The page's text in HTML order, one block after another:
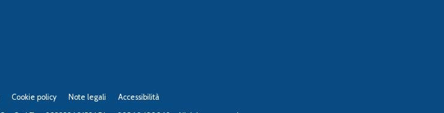
Cookie policy Note legali Accessibilità